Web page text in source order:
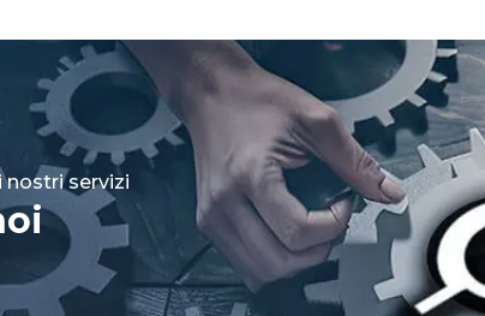
nostri servizi